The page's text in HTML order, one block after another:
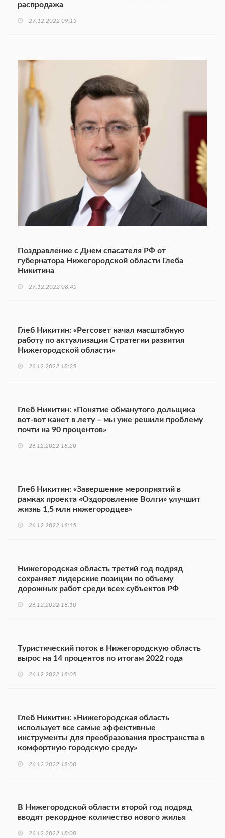
распродажа
27.12.2022 09:15
Поздравление с Днем спасателя РФ от
губернатора Нижегородской области Глеба
Никитина
27.12.2022 08:45
Глеб Никитин: «Регсовет начал масштабную
работу по актуализации Стратегии развития
Нижегородской области»
26.12.2022 18:25
Глеб Никитин: «Понятие обманутого дольщика
вот-вот канет в лету – мы уже решили проблему
почти на 90 процентов»
26.12.2022 18:20
Глеб Никитин: «Завершение мероприятий в
рамках проекта «Оздоровление Волги» улучшит
жизнь 1,5 млн нижегородцев»
26.12.2022 18:15
Нижегородская область третий год подряд
сохраняет лидерские позиции по объему
дорожных работ среди всех субъектов РФ
26.12.2022 18:10
Туристический поток в Нижегородскую область
вырос на 14 процентов по итогам 2022 года
26.12.2022 18:05
Глеб Никитин: «Нижегородская область
использует все самые эффективные
инструменты для преобразования пространства в
комфортную городскую среду»
26.12.2022 18:00
В Нижегородской области второй год подряд
вводят рекордное количество нового жилья
26.12.2022 18:00